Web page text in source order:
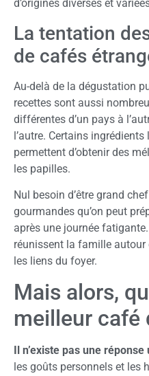
d’origines diverses et
La tentation
de cafés
Au-delà de la dégustation
recettes sont aussi
différentes d’un pays à
l’autre. Certains
permettent d’obtenir des
les papilles.
Nul besoin d’être grand
gourmandes qu’on peut
après une journée
réunissent la famille autour
les liens du foyer.
Mais alors,
meilleur café
Il n’existe pas une
les goûts personnels et les